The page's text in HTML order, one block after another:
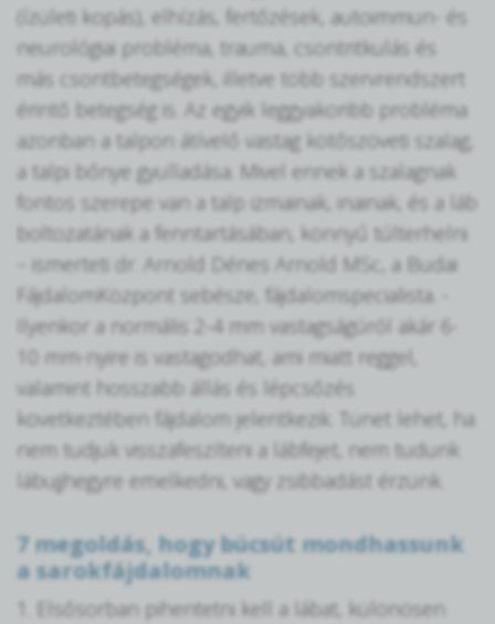
(ízületi kopás), elhízás, fertőzések, autoimmun- és
neurológiai probléma, trauma, csontritkulás és
más csontbetegségek, illetve több szervrendszert
érintő betegség is. Az egyik leggyakoribb probléma
azonban a talpon átívelő vastag kötőszöveti szalag,
a talpi bőnye gyulladása. Mivel ennek a szalagnak
fontos szerepe van a talp izmainak, inainak, és a láb
boltozatának a fenntartásában, könnyű túlterhelni
– ismerteti dr. Arnold Dénes Arnold MSc, a Budai
FájdalomKözpont sebésze, fájdalomspecialista. -
Ilyenkor a normális 2-4 mm vastagságúról akár 6-
10 mm-nyire is vastagodhat, ami miatt reggel,
valamint hosszabb állás és lépcsőzés
következtében fájdalom jelentkezik. Tünet lehet, ha
nem tudjuk visszafeszíteni a lábfejet, nem tudunk
lábujjhegyre emelkedni, vagy zsibbadást érzünk.
7 megoldás, hogy búcsút mondhassunk
a sarokfájdalomnak
1. Elsősorban pihentetni kell a lábat, különösen